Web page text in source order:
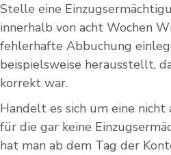
Stelle eine
innerhalb von acht Wochen
fehlerhafte Abbuchung
beispielsweise herausstellt,
korrekt war.
Handelt es sich um eine
für die gar keine
hat man ab dem Tag der